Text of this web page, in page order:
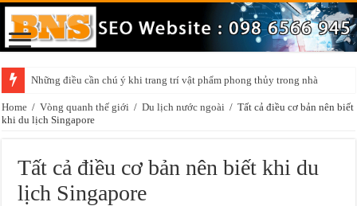
Những điều cần chú ý khi trang trí vật phẩm phong thủy trong nhà
Home / Vòng quanh thế giới / Du lịch nước ngoài / Tất cả điều cơ bản nên biết
khi du lịch Singapore
Tất cả điều cơ bản nên biết khi du
lịch Singapore